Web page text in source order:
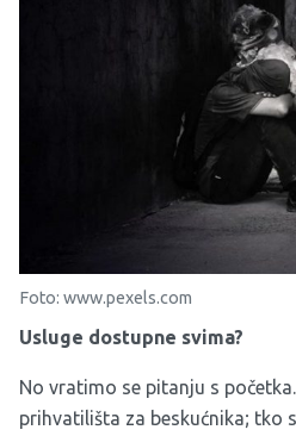
Foto: www.pexels.com
Usluge dostupne svima?
No vratimo se pitanju s
prihvatilišta za beskućnika; tko